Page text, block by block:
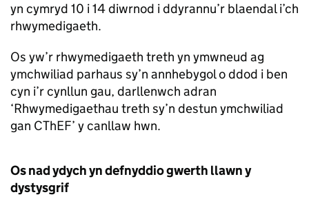
yn cymryd 10 i 14 diwrnod i ddyrannu’r blaendal i’ch
rhwymedigaeth.
Os yw’r rhwymedigaeth treth yn ymwneud ag
ymchwiliad parhaus sy’n annhebygol o ddod i ben
cyn i’r cynllun gau, darllenwch adran
‘Rhwymedigaethau treth sy’n destun ymchwiliad
gan CThEF’ y canllaw hwn.
Os nad ydych yn defnyddio gwerth llawn y
dystysgrif